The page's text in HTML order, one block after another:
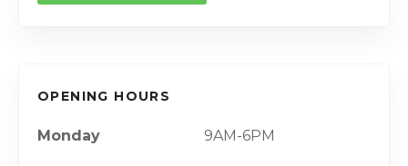
OPENING HOURS
Monday 9AM-6PM